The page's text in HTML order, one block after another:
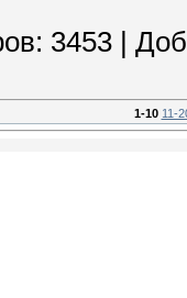
3453
1-10 11-